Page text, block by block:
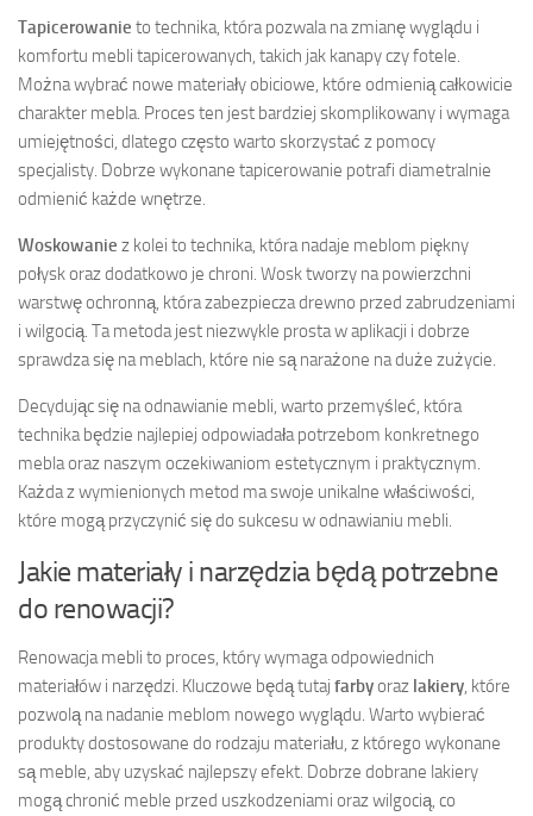
Tapicerowanie to technika, która pozwala na zmianę wyglądu i
komfortu mebli tapicerowanych, takich jak kanapy czy fotele.
Można wybrać nowe materiały obiciowe, które odmienią całkowicie
charakter mebla. Proces ten jest bardziej skomplikowany i wymaga
umiejętności, dlatego często warto skorzystać z pomocy
specjalisty. Dobrze wykonane tapicerowanie potrafi diametralnie
odmienić każde wnętrze.
Woskowanie z kolei to technika, która nadaje meblom piękny
połysk oraz dodatkowo je chroni. Wosk tworzy na powierzchni
warstwę ochronną, która zabezpiecza drewno przed zabrudzeniami
i wilgocią. Ta metoda jest niezwykle prosta w aplikacji i dobrze
sprawdza się na meblach, które nie są narażone na duże zużycie.
Decydując się na odnawianie mebli, warto przemyśleć, która
technika będzie najlepiej odpowiadała potrzebom konkretnego
mebla oraz naszym oczekiwaniom estetycznym i praktycznym.
Każda z wymienionych metod ma swoje unikalne właściwości,
które mogą przyczynić się do sukcesu w odnawianiu mebli.
Jakie materiały i narzędzia będą potrzebne
do renowacji?
Renowacja mebli to proces, który wymaga odpowiednich
materiałów i narzędzi. Kluczowe będą tutaj farbyoraz lakiery, które
pozwolą na nadanie meblom nowego wyglądu. Warto wybierać
produkty dostosowane do rodzaju materiału, z którego wykonane
są meble, aby uzyskać najlepszy efekt. Dobrze dobrane lakiery
mogą chronić meble przed uszkodzeniami oraz wilgocią, co